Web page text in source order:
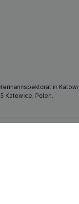
in
Katowice, Polen.